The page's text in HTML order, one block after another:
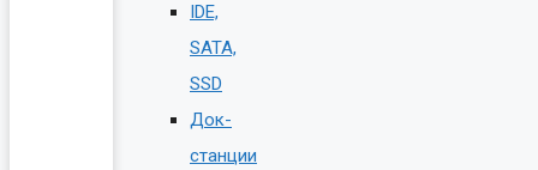
IDE,
SATA,
SSD
Док-
станции